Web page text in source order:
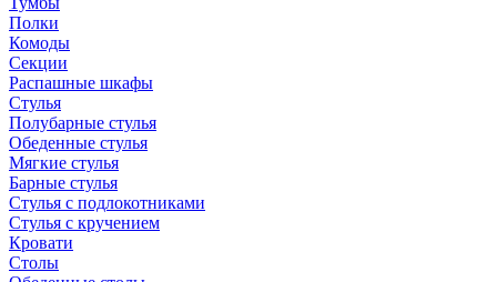
Полки
Комоды
Секции
Распашные шкафы
Стулья
Полубарные стулья
Обеденные стулья
Мягкие стулья
Барные стулья
Стулья с подлокотниками
Стулья с кручением
Кровати
Столы